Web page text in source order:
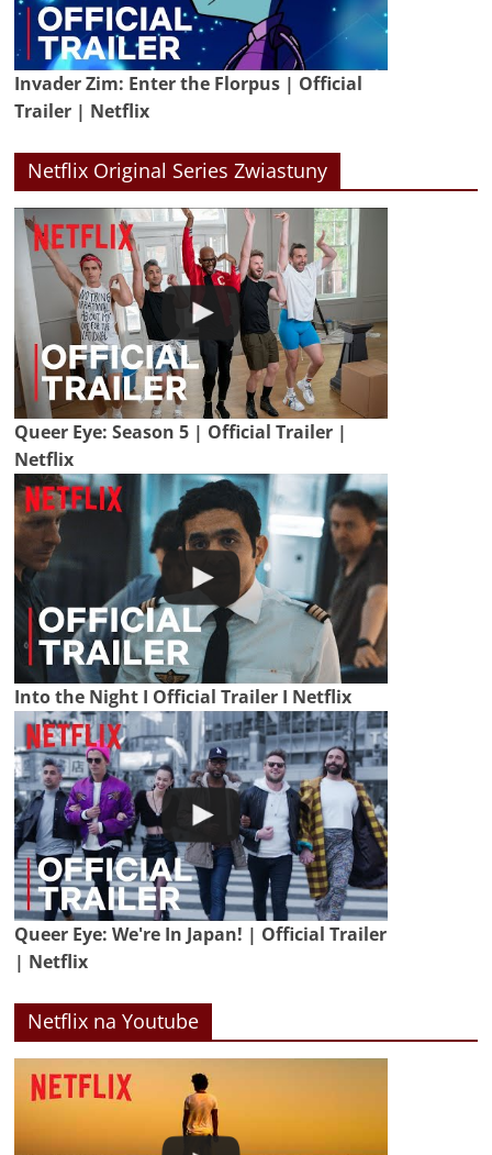
Invader Zim: Enter the Florpus | Official
Trailer | Netflix
Netflix Original Series Zwiastuny
Queer Eye: Season 5 | Official Trailer |
Netflix
Into the Night I Official Trailer I Netflix
Queer Eye: We're In Japan! | Official Trailer
| Netflix
Netflix na Youtube